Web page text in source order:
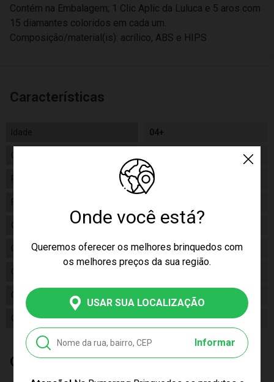
Onde você está?
Queremos oferecer os melhores brinquedos com
os melhores preços da sua região.
USAR SUA LOCALIZAÇÃO
Informar
Contém na Embalagem; 1 Clic Aplic da Luluca e 5 aros com
15 diamantes coloridos em cada um.
Composição/material(is): acrílico, ABS e HIPS
Características
Idade 04+
Gênero
Personagem Luluca
Fabricante
Código 1301952200064
Código de Barras 7896027561623
Composição
Conteúdo da Embalagem 01 Clic Aplic da Luluca
Cor Produto Multicor
Quem Comprou, Também Levou